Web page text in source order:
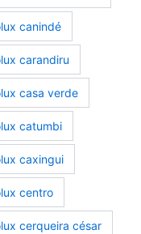
canindé
carandiru
casa verde
catumbi
caxingui
centro
cerqueira césar